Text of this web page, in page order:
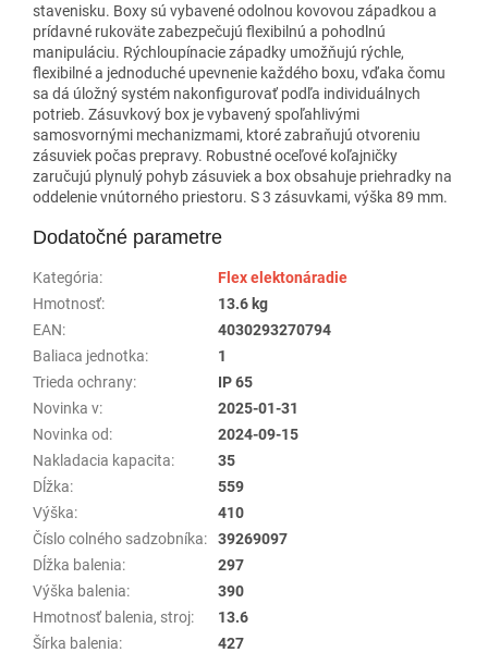
stavenisku. Boxy sú vybavené odolnou kovovou západkou a
prídavné rukoväte zabezpečujú flexibilnú a pohodlnú
manipuláciu. Rýchloupínacie západky umožňujú rýchle,
flexibilné a jednoduché upevnenie každého boxu, vďaka čomu
sa dá úložný systém nakonfigurovať podľa individuálnych
potrieb. Zásuvkový box je vybavený spoľahlivými
samosvornými mechanizmami, ktoré zabraňujú otvoreniu
zásuviek počas prepravy. Robustné oceľové koľajničky
zaručujú plynulý pohyb zásuviek a box obsahuje priehradky na
oddelenie vnútorného priestoru. S 3 zásuvkami, výška 89 mm.
Dodatočné parametre
Kategória:
Flex elektonáradie
Hmotnosť:
13.6 kg
EAN:
4030293270794
Baliaca jednotka:
1
Trieda ochrany:
IP 65
Novinka v:
2025-01-31
Novinka od:
2024-09-15
Nakladacia kapacita:
35
Dĺžka:
559
Výška:
410
Číslo colného sadzobníka:
39269097
Dĺžka balenia:
297
Výška balenia:
390
Hmotnosť balenia, stroj:
13.6
Šírka balenia:
427